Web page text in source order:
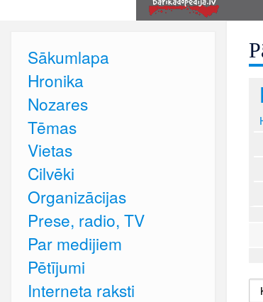
Sākumlapa
Hronika
Nozares
Tēmas
Vietas
Cilvēki
Organizācijas
Prese, radio, TV
Par medijiem
Pētījumi
Interneta raksti